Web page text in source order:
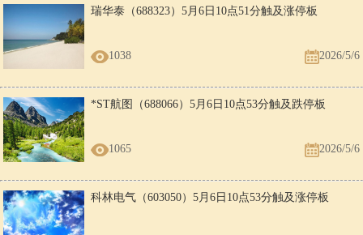
瑞华泰（688323）5月6日10点51分触及涨停板
1038 2026/5/6
*ST航图（688066）5月6日10点53分触及跌停板
1065 2026/5/6
科林电气（603050）5月6日10点53分触及涨停板